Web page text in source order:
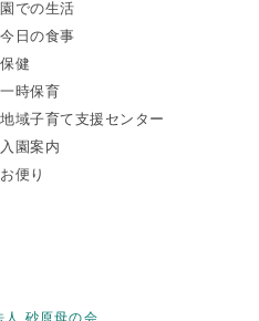
園での生活
今日の食事
保健
一時保育
地域子育て支援センター
入園案内
お便り
砂原母の会